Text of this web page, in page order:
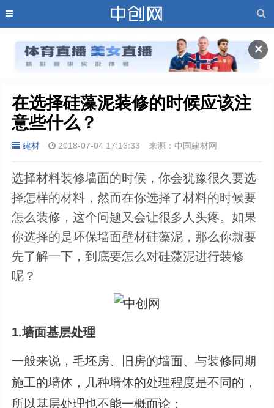
✕
在选择硅藻泥装修的时候应该注
意些什么？
建材 2018-07-04 17:16:33 来源：中国建材网
选择材料装修墙面的时候，你会犹豫很久要选
择怎样的材料，然而在你选择了材料的时候要
怎么装修，这个问题又会让很多人头疼。如果
你选择的是环保墙面壁材硅藻泥，那么你就要
先了解一下，到底要怎么对硅藻泥进行装修
呢？
1.墙面基层处理
一般来说，毛坯房、旧房的墙面、与装修同期
施工的墙体，几种墙体的处理程度是不同的，
所以基层处理也不能一概而论：